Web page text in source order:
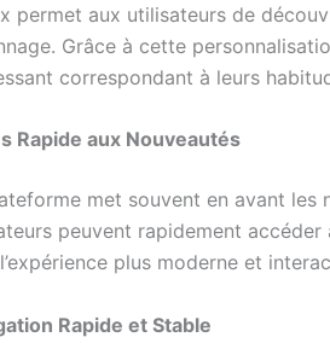
permet aux utilisateurs de
Grâce à cette
correspondant à leurs
Rapide aux Nouveautés
met souvent en avant les
peuvent rapidement
plus moderne et
Rapide et Stable